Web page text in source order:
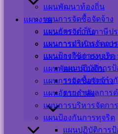
แผนพัฒนาท้องถิ่น
แผนการจัดซื้อจัดจ้าง
แผนอัตรากำลัง
แผนการบริหารจัดกา
แผนป้องกันการทุจริต
แผนปฏิบัติการ
รายงานการกำ
รายงานผลการ
แผนงาน
แผนการจัดเก็บภาษีป
แผนการดำเนินงานป
แผนการใช้จ่ายงบปร
แผนพัฒนาท้องถิ่น
แผนการจัดซื้อจัดจ้าง
แผนอัตรากำลัง
แผนการบริหารจัดกา
แผนป้องกันการทุจริต
แผนปฏิบัติการ
รายงานแสดงผลการดำเนินงานรายไตร
การตรวจสอบรายงานการเงิน-ประจำปี-ง
รายงานรายจ่ายในการดำเนินงานที่จ่ายจ
10-รายงานประมาณการรายจ่าย ดาวน์โ
รายงานประมาณการรายรับประจำปีงบปร
Visitor Counter